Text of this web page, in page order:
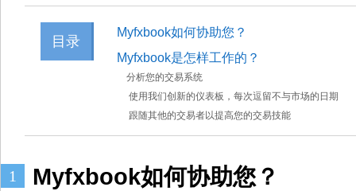
目录
Myfxbook如何协助您？
Myfxbook是怎样工作的？
分析您的交易系统
使用我们创新的仪表板，每次逗留不与市场的日期
跟随其他的交易者以提高您的交易技能
1 Myfxbook如何协助您？